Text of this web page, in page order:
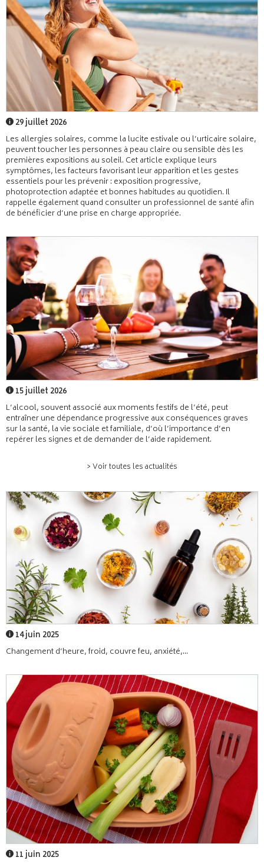
29 juillet 2026
Les allergies solaires, comme la lucite estivale ou l’urticaire solaire,
peuvent toucher les personnes à peau claire ou sensible dès les
premières expositions au soleil. Cet article explique leurs
symptômes, les facteurs favorisant leur apparition et les gestes
essentiels pour les prévenir : exposition progressive,
photoprotection adaptée et bonnes habitudes au quotidien. Il
rappelle également quand consulter un professionnel de santé afin
de bénéficier d’une prise en charge appropriée.
15 juillet 2026
L’alcool, souvent associé aux moments festifs de l’été, peut
entraîner une dépendance progressive aux conséquences graves
sur la santé, la vie sociale et familiale, d’où l’importance d’en
repérer les signes et de demander de l’aide rapidement.
> Voir toutes les actualités
14 juin 2025
Changement d’heure, froid, couvre feu, anxiété,...
11 juin 2025